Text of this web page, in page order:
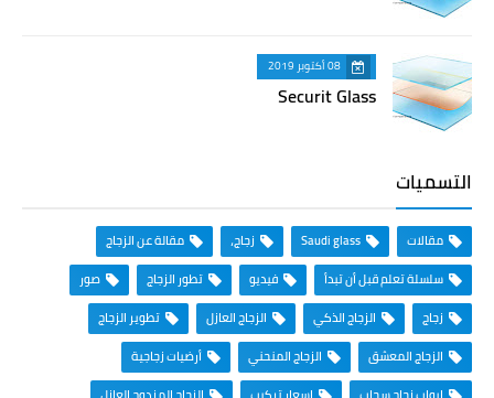
08 أكتوبر 2019
Securit Glass
التسميات
مقالات Saudi glass زجاج،
مقالة عن الزجاج
سلسلة تعلم قبل أن تبدأ
فيديو تطور الزجاج
صور
زجاج
الزجاج الذكي الزجاج العازل
تطوير الزجاج
الزجاج المعشق
الزجاج المنحني
أرضيات زجاجية